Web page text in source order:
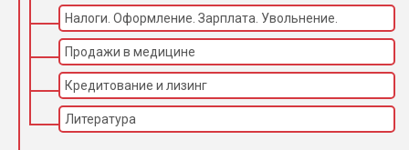
Налоги. Оформление. Зарплата. Увольнение.
Продажи в медицине
Кредитование и лизинг
Литература